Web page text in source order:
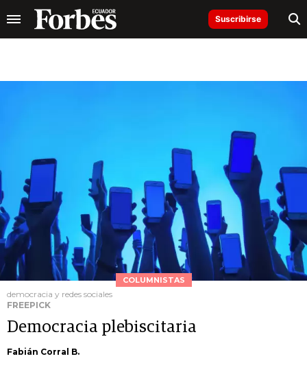
Suscribirse
COLUMNISTAS
democracia y redes sociales
FREEPICK
Democracia plebiscitaria
Fabián Corral B.